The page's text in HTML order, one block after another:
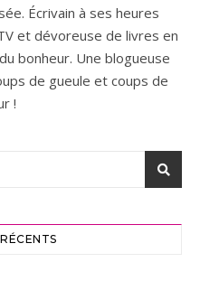
Écrivain à ses heures
et dévoreuse de livres en
bonheur. Une blogueuse
de gueule et coups de
!